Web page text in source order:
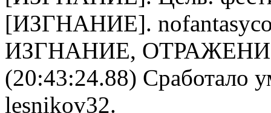
[ИЗГНАНИЕ].
ИЗГНАНИЕ,
(20:43:24.88) Сработало
lesnikov32.